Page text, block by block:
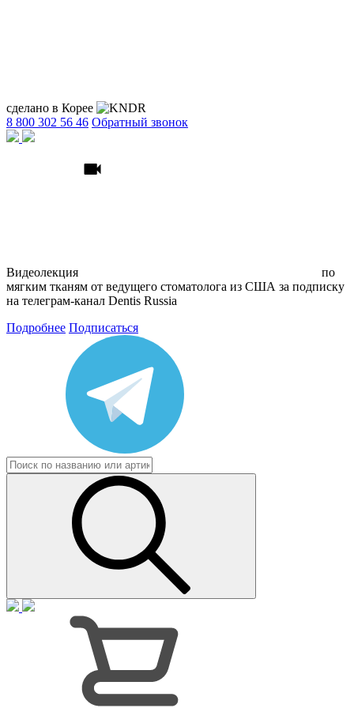
сделано в Корее
8 800 302 56 46 Обратный звонок
Видеолекция
по
мягким тканям от ведущего стоматолога из США за подписку
на телеграм-канал Dentis Russia
Подробнее Подписаться